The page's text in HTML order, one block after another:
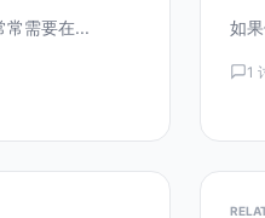
常需要在... 如
1